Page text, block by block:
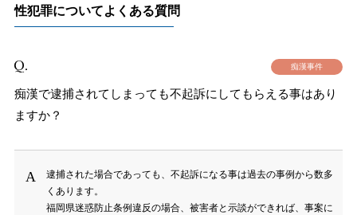
性犯罪についてよくある質問
痴漢事件
痴漢で逮捕されてしまっても不起訴にしてもらえる事はあり
ますか？
逮捕された場合であっても、不起訴になる事は過去の事例から数多
くあります。
福岡県迷惑防止条例違反の場合、被害者と示談ができれば、事案に